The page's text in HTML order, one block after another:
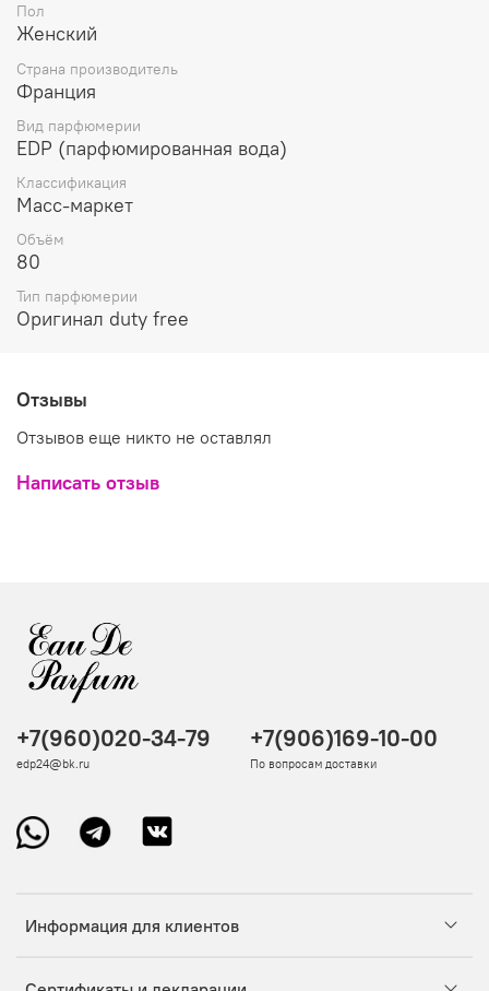
смолистого сияния амбретты. Затем им на смену
приходит шелковисто-пряный аромат розы и дымно-
пудровый запах ириса. А завершает звучание парфюма
хвойно-дымный запах вирджинского кедра и мягкие,
волнующий мускусные полутона
Пол
Женский
Страна производитель
Франция
Вид парфюмерии
EDP (парфюмированная вода)
Классификация
Масс-маркет
Объём
80
Тип парфюмерии
Оригинал duty free
Отзывы
Отзывов еще никто не оставлял
Написать отзыв
Информация для клиентов
+7(960)020-34-79
edp24@bk.ru
+7(906)169-10-00
По вопросам доставки